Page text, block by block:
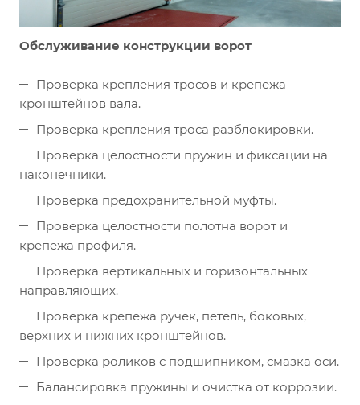
Обслуживание конструкции ворот
Проверка крепления тросов и крепежа
кронштейнов вала.
Проверка крепления троса разблокировки.
Проверка целостности пружин и фиксации на
наконечники.
Проверка предохранительной муфты.
Проверка целостности полотна ворот и
крепежа профиля.
Проверка вертикальных и горизонтальных
направляющих.
Проверка крепежа ручек, петель, боковых,
верхних и нижних кронштейнов.
Проверка роликов с подшипником, смазка оси.
Балансировка пружины и очистка от коррозии.